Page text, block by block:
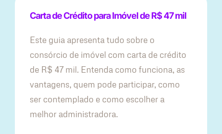
Carta de Crédito para Imóvel de R$ 47 mil
Este guia apresenta tudo sobre o
consórcio de imóvel com carta de crédito
de R$ 47 mil. Entenda como funciona, as
vantagens, quem pode participar, como
ser contemplado e como escolher a
melhor administradora.